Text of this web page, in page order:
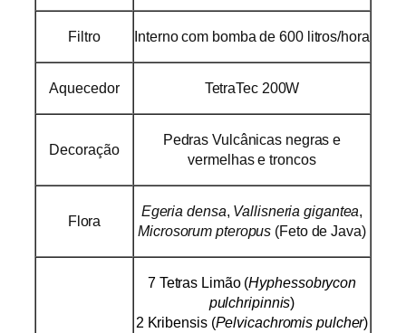
Filtro Interno com bomba de 600 litros/hora
Aquecedor TetraTec 200W
Decoração
Pedras Vulcânicas negras e
vermelhas e troncos
Flora
Egeria densa, Vallisneria gigantea,
Microsorum pteropus (Feto de Java)
7 Tetras Limão(Hyphessobrycon
pulchripinnis)
2 Kribensis(Pelvicachromis pulcher)